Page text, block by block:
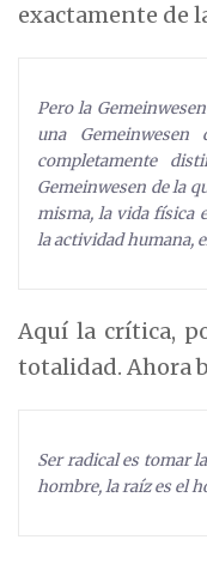
exactamente de
Pero la
una
completamente
Gemeinwesen de la
misma, la vida física
la actividad humana,
Aquí la crítica,
totalidad. Ahora
Ser radical es tomar
hombre, la raíz es el